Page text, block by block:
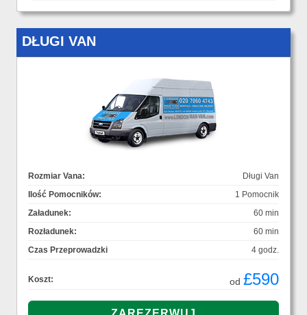
DŁUGI VAN
Rozmiar Vana:
Długi Van
Ilość Pomocników:
1 Pomocnik
Załadunek:
60 min
Rozładunek:
60 min
Czas Przeprowadzki
4 godz.
Koszt: od £590